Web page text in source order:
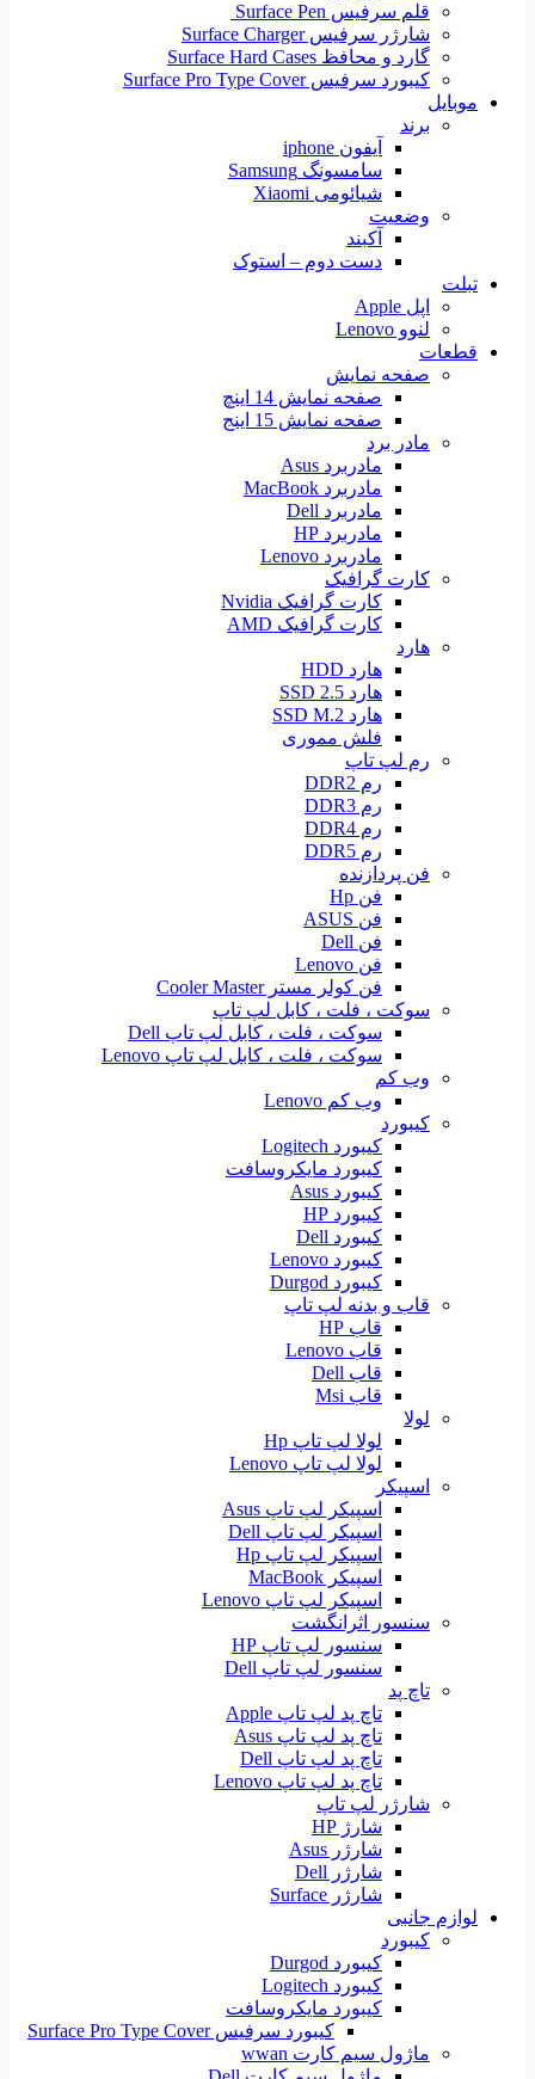
قلم سرفیس Surface Pen
شارژر سرفیس Surface Charger
گارد و محافظ Surface Hard Cases
کیبورد سرفیس Surface Pro Type Cover
موبایل
برند
آیفون iphone
سامسونگ Samsung
شیائومی Xiaomi
وضعیت
آکبند
دست دوم – استوک
تبلت
اپل Apple
لنوو Lenovo
قطعات
صفحه نمایش
صفحه نمایش 14 اینچ
صفحه نمایش 15 اینج
مادر برد
مادربرد Asus
مادربرد MacBook
مادربرد Dell
مادربرد HP
مادربرد Lenovo
کارت گرافیک
کارت گرافیک Nvidia
کارت گرافیک AMD
هارد
هارد HDD
هارد SSD 2.5
هارد SSD M.2
فلش مموری
رم لپ تاپ
رم DDR2
رم DDR3
رم DDR4
رم DDR5
فن پردازنده
فن Hp
فن ASUS
فن Dell
فن Lenovo
فن کولر مستر Cooler Master
سوکت ، فلت ، کابل لپ تاپ
سوکت ، فلت ، کابل لپ تاپ Dell
سوکت ، فلت ، کابل لپ تاپ Lenovo
وب کم
وب کم Lenovo
کیبورد
کیبورد Logitech
کیبورد مایکروسافت
کیبورد Asus
کیبورد HP
کیبورد Dell
کیبورد Lenovo
کیبورد Durgod
قاب و بدنه لپ تاپ
قاب HP
قاب Lenovo
قاب Dell
قاب Msi
لولا
لولا لپ تاپ Hp
لولا لپ تاپ Lenovo
اسپیکر
اسپیکر لپ تاپ Asus
اسپیکر لپ تاپ Dell
اسپیکر لپ تاپ Hp
اسپیکر MacBook
اسپیکر لپ تاپ Lenovo
سنسور اثرانگشت
سنسور لپ تاپ HP
سنسور لپ تاپ Dell
تاچ پد
تاچ پد لپ تاپ Apple
تاچ پد لپ تاپ Asus
تاچ پد لپ تاپ Dell
تاچ پد لپ تاپ Lenovo
شارژر لپ تاپ
شارژ HP
شارژر Asus
شارژر Dell
شارژر Surface
لوازم جانبی
کیبورد
کیبورد Durgod
کیبورد Logitech
کیبورد مایکروسافت
کیبورد سرفیس Surface Pro Type Cover
ماژول سیم کارت wwan